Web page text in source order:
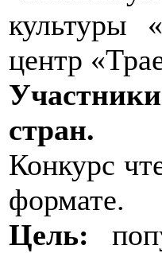
культуры
центр
стран.
Конкурс
формате.
Цель: